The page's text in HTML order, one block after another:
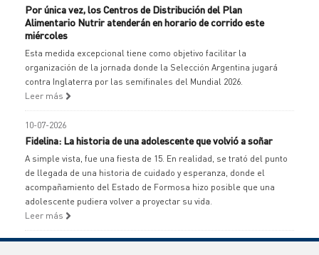
Por única vez, los Centros de Distribución del Plan
Alimentario Nutrir atenderán en horario de corrido este
miércoles
Esta medida excepcional tiene como objetivo facilitar la
organización de la jornada donde la Selección Argentina jugará
contra Inglaterra por las semifinales del Mundial 2026.
Leer más
10-07-2026
Fidelina: La historia de una adolescente que volvió a soñar
A simple vista, fue una fiesta de 15. En realidad, se trató del punto
de llegada de una historia de cuidado y esperanza, donde el
acompañamiento del Estado de Formosa hizo posible que una
adolescente pudiera volver a proyectar su vida.
Leer más